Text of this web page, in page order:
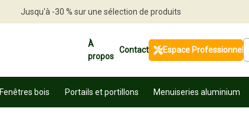
Jusqu'à -30 % sur une sélection de produits
À
propos
Contact Espace Professionnel
Fenêtres bois Portails et portillons Menuiseries aluminium